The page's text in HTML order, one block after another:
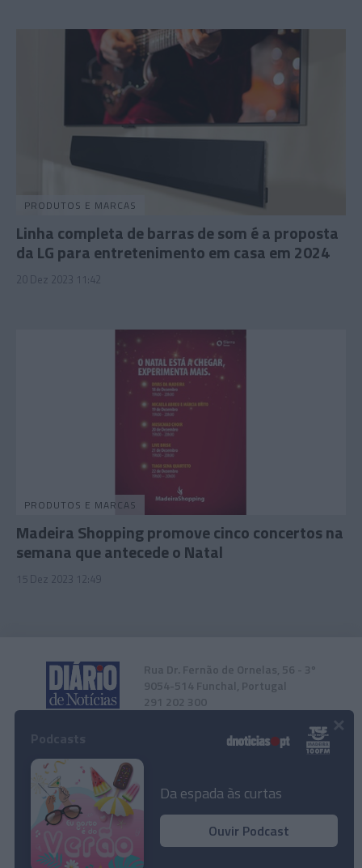
PRODUTOS E MARCAS
Linha completa de barras de som é a proposta
da LG para entretenimento em casa em 2024
20 Dez 2023 11:42
PRODUTOS E MARCAS
Madeira Shopping promove cinco concertos na
semana que antecede o Natal
15 Dez 2023 12:49
Rua Dr. Fernão de Ornelas, 56 - 3º
9054-514 Funchal, Portugal
291 202 300
Instale a nossa App
© 2024 Empresa Diário de Notícias, Lda.
Todos os direitos reservados.
Da espada às curtas
Ouvir Podcast
×